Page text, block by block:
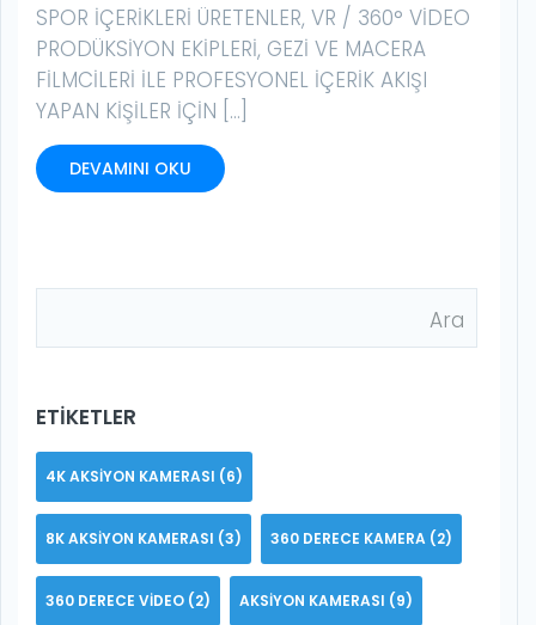
SPOR IÇERIKLERI ÜRETENLER, VR / 360° VIDEO
PRODÜKSIYON EKIPLERI, GEZI VE MACERA
FILMCILERI ILE PROFESYONEL IÇERIK AKIŞI
YAPAN KIŞILER IÇIN […]
DEVAMINI OKU
ETIKETLER
4K AKSIYON KAMERASI (6)
8K AKSIYON KAMERASI (3) 360 DERECE KAMERA (2)
360 DERECE VIDEO (2) AKSIYON KAMERASI (9)